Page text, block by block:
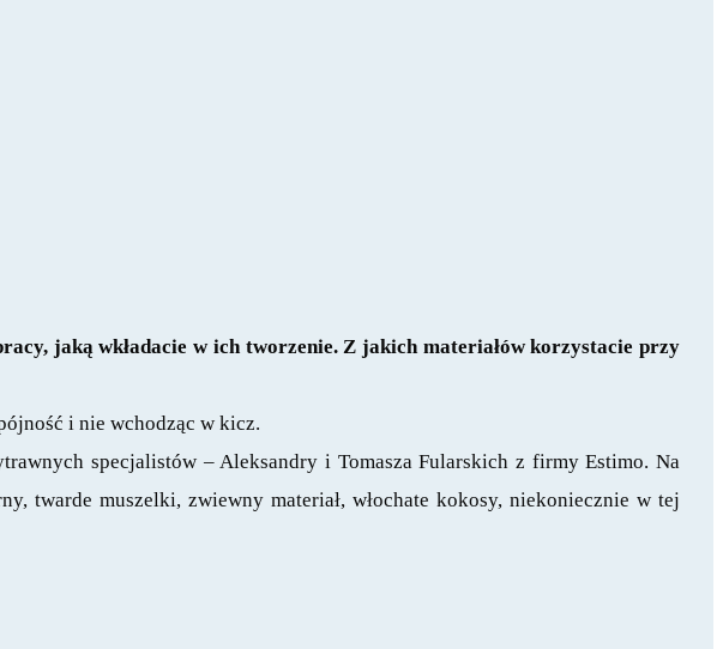
jaką wkładacie w ich tworzenie. Z jakich materiałów korzystacie przy
i nie wchodząc w kicz.
specjalistów – Aleksandry i Tomasza Fularskich z firmy Estimo. Na
twarde muszelki, zwiewny materiał, włochate kokosy, niekoniecznie w tej